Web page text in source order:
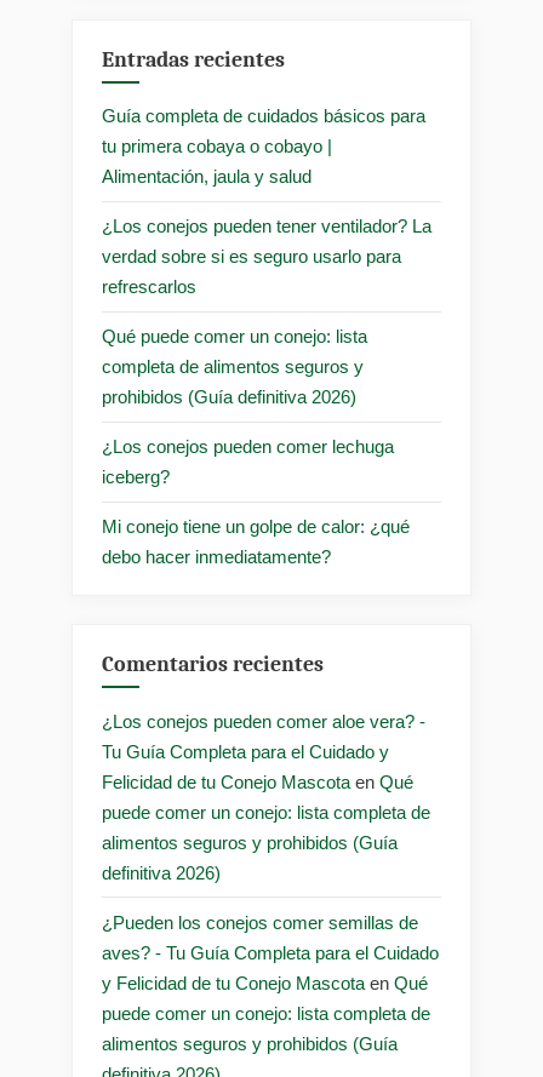
Entradas recientes
Guía completa de cuidados básicos para
tu primera cobaya o cobayo |
Alimentación, jaula y salud
¿Los conejos pueden tener ventilador? La
verdad sobre si es seguro usarlo para
refrescarlos
Qué puede comer un conejo: lista
completa de alimentos seguros y
prohibidos (Guía definitiva 2026)
¿Los conejos pueden comer lechuga
iceberg?
Mi conejo tiene un golpe de calor: ¿qué
debo hacer inmediatamente?
Comentarios recientes
¿Los conejos pueden comer aloe vera? -
Tu Guía Completa para el Cuidado y
Felicidad de tu Conejo Mascota en Qué
puede comer un conejo: lista completa de
alimentos seguros y prohibidos (Guía
definitiva 2026)
¿Pueden los conejos comer semillas de
aves? - Tu Guía Completa para el Cuidado
y Felicidad de tu Conejo Mascota en Qué
puede comer un conejo: lista completa de
alimentos seguros y prohibidos (Guía